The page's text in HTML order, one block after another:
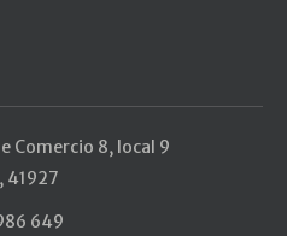
Comercio 8, local 9
41927
649